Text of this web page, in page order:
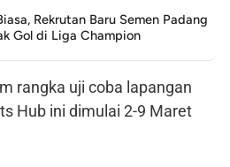
Rekrutan Baru Semen Padang
Gol di Liga Champion
rangka uji coba lapangan
Hub ini dimulai 2-9 Maret